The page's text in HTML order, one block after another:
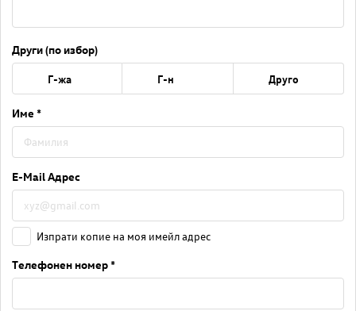
Други (по избор)
Г-жа Г-н Друго
Име *
E-Mail Адрес
Изпрати копие на моя имейл адрес
Телефонен номер *